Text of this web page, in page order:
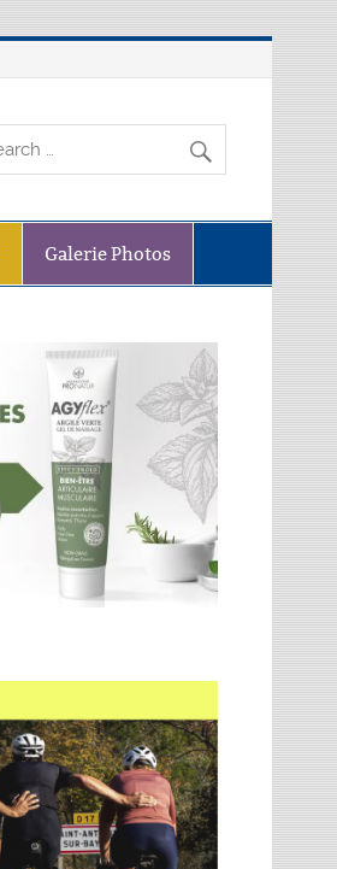
Galerie Photos